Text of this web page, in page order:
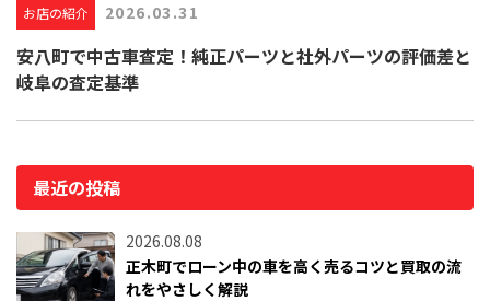
お店の紹介 2026.03.31
安八町で中古車査定！純正パーツと社外パーツの評価差と
岐阜の査定基準
最近の投稿
2026.08.08
正木町でローン中の車を高く売るコツと買取の流
れをやさしく解説